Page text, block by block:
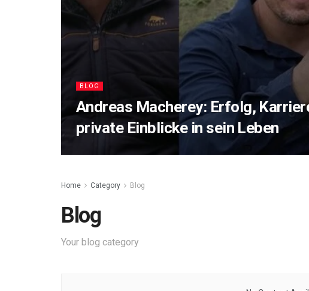
BLOG
Andreas Macherey: Erfolg,
private Einblicke in sein Leben
Home Category Blog
Blog
Your blog category